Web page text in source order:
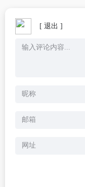
[ 退出 ]